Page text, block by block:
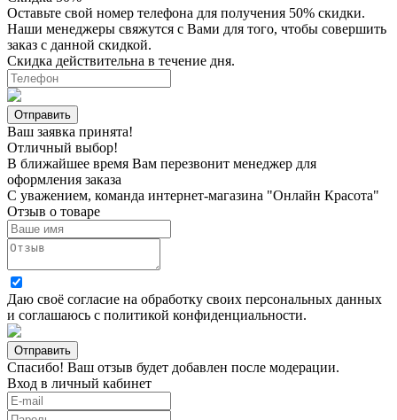
Оставьте свой номер телефона для получения 50% скидки.
Наши менеджеры свяжутся с Вами для того, чтобы совершить
заказ с данной скидкой.
Скидка действительна в течение дня.
Ваш заявка принята!
Отличный выбор!
В ближайшее время Вам перезвонит менеджер для
оформления заказа
С уважением, команда интернет-магазина "Онлайн Красота"
Отзыв о товаре
Даю своё согласие на обработку своих персональных данных
и соглашаюсь с политикой конфиденциальности.
Спасибо! Ваш отзыв будет добавлен после модерации.
Вход в личный кабинет